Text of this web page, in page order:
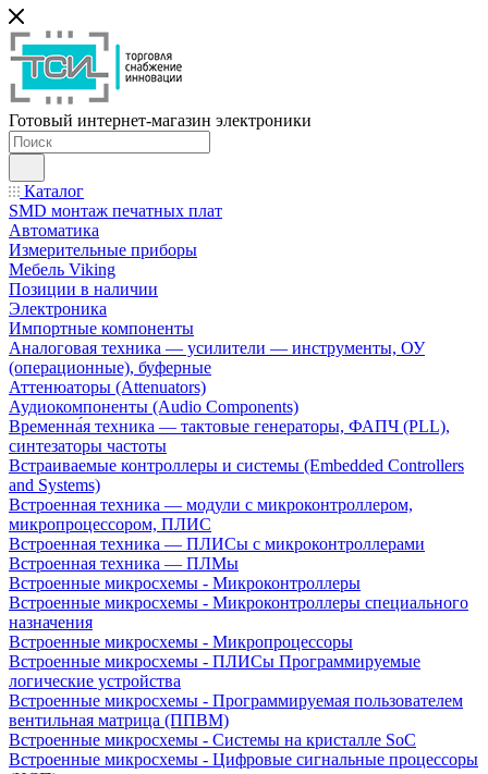
Готовый интернет-магазин электроники
Каталог
SMD монтаж печатных плат
Автоматика
Измерительные приборы
Мебель Viking
Позиции в наличии
Электроника
Импортные компоненты
Аналоговая техника — усилители — инструменты, ОУ
(операционные), буферные
Аттенюаторы (Attenuators)
Аудиокомпоненты (Audio Components)
Временна́я техника — тактовые генераторы, ФАПЧ (PLL),
синтезаторы частоты
Встраиваемые контроллеры и системы (Embedded Controllers
and Systems)
Встроенная техника — модули с микроконтроллером,
микропроцессором, ПЛИС
Встроенная техника — ПЛИСы с микроконтроллерами
Встроенная техника — ПЛМы
Встроенные микросхемы - Микроконтроллеры
Встроенные микросхемы - Микроконтроллеры специального
назначения
Встроенные микросхемы - Микропроцессоры
Встроенные микросхемы - ПЛИСы Программируемые
логические устройства
Встроенные микросхемы - Программируемая пользователем
вентильная матрица (ППВМ)
Встроенные микросхемы - Системы на кристалле SoC
Встроенные микросхемы - Цифровые сигнальные процессоры